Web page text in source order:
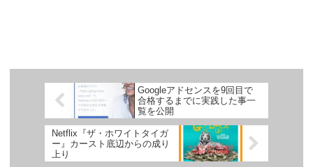
Googleアドセンスを9回目で
合格するまでに実践した事一
覧を公開
Netflix『ザ・ホワイトタイガ
ー』カースト底辺からの成り
上り